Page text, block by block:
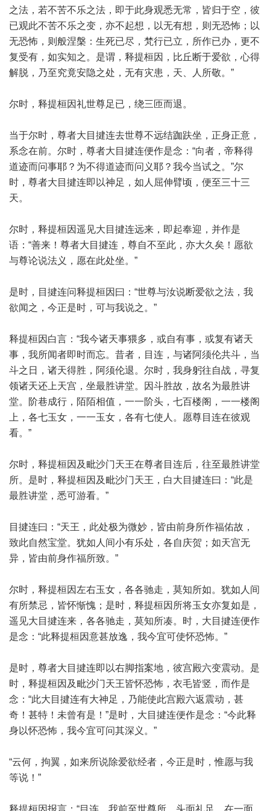
之法，若不苦不乐之法，即于此身观悉无常，皆归于空，彼
已观此不苦不乐之变，亦不起想，以无有想，则无恐怖；以
无恐怖，则般涅槃：生死已尽，梵行已立，所作已办，更不
复受有，如实知之。是谓，释提桓因，比丘断于爱欲，心得
解脱，乃至究竟安隐之处，无有灾患，天、人所敬。”
尔时，释提桓因礼世尊足已，绕三匝而退。
当于尔时，尊者大目揵连去世尊不远结跏趺坐，正身正意，
系念在前。尔时，尊者大目揵连便作是念：“向者，帝释得
道迹而问事耶？为不得道迹而问义耶？我今当试之。”尔
时，尊者大目揵连即以神足，如人屈伸臂顷，便至三十三
天。
尔时，释提桓因遥见大目揵连远来，即起奉迎，并作是
语：“善来！尊者大目揵连，尊自不至此，亦大久矣！愿欲
与尊论说法义，愿在此处坐。”
是时，目揵连问释提桓因曰：“世尊与汝说断爱欲之法，我
欲闻之，今正是时，可与我说之。”
释提桓因白言：“我今诸天事猥多，或自有事，或复有诸天
事，我所闻者即时而忘。昔者，目连，与诸阿须伦共斗，当
斗之日，诸天得胜，阿须伦退。尔时，我身躬往自战，寻复
领诸天还上天宫，坐最胜讲堂。因斗胜故，故名为最胜讲
堂。阶巷成行，陌陌相值，一一阶头，七百楼阁，一一楼阁
上，各七玉女，一一玉女，各有七使人。愿尊目连在彼观
看。”
尔时，释提桓因及毗沙门天王在尊者目连后，往至最胜讲堂
所。是时，释提桓因及毗沙门天王，白大目揵连曰：“此是
最胜讲堂，悉可游看。”
目揵连曰：“天王，此处极为微妙，皆由前身所作福佑故，
致此自然宝堂。犹如人间小有乐处，各自庆贺；如天宫无
异，皆由前身作福所致。”
尔时，释提桓因左右玉女，各各驰走，莫知所如。犹如人间
有所禁忌，皆怀惭愧；是时，释提桓因所将玉女亦复如是，
遥见大目揵连来，各各驰走，莫知所凑。时，大目揵连便作
是念：“此释提桓因意甚放逸，我今宜可使怀恐怖。”
是时，尊者大目揵连即以右脚指案地，彼宫殿六变震动。是
时，释提桓因及毗沙门天王皆怀恐怖，衣毛皆竖，而作是
念：“此大目揵连有大神足，乃能使此宫殿六返震动，甚
奇！甚特！未曾有是！”是时，大目揵连便作是念：“今此释
身以怀恐怖，我今宜可问其深义。”
“云何，拘翼，如来所说除爱欲经者，今正是时，惟愿与我
等说！”
释提桓因报言：“目连，我前至世尊所，头面礼足，在一面